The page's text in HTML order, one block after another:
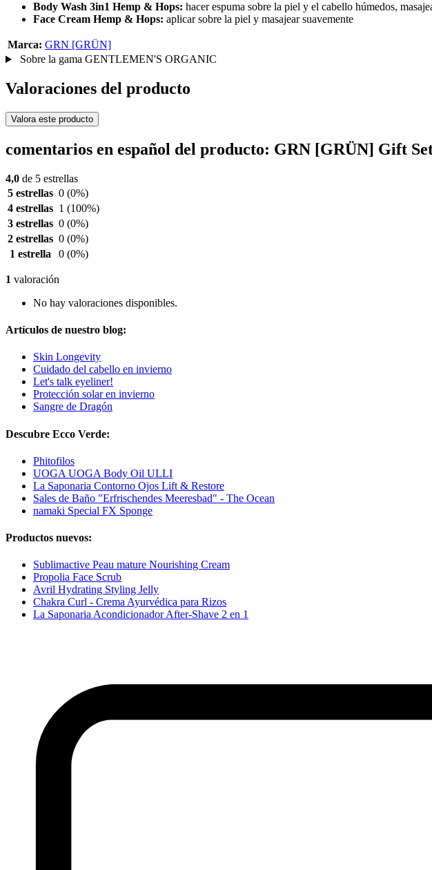
Body Wash 3in1 Hemp & Hops: hacer espuma sobre la piel y el cabello húmedos,
Face Cream Hemp & Hops: aplicar sobre la piel y masajear suavemente
Marca: GRN [GRÜN]
Sobre la gama GENTLEMEN'S ORGANIC
Valoraciones del producto
Valora este producto
comentarios en español del producto: GRN [GRÜN] Gift
4,0 de 5 estrellas
5 estrellas 0 (0%)
4 estrellas 1 (100%)
3 estrellas 0 (0%)
2 estrellas 0 (0%)
1 estrella
0 (0%)
1 valoración
No hay valoraciones disponibles.
Artículos de nuestro blog:
Skin Longevity
Cuidado del cabello en invierno
Let's talk eyeliner!
Protección solar en invierno
Sangre de Dragón
Descubre Ecco Verde:
Phitofilos
UOGA UOGA Body Oil ULLI
La Saponaria Contorno Ojos Lift & Restore
Sales de Baño "Erfrischendes Meeresbad" - The Ocean
namaki Special FX Sponge
Productos nuevos:
Sublimactive Peau mature Nourishing Cream
Propolia Face Scrub
Avril Hydrating Styling Jelly
Chakra Curl - Crema Ayurvédica para Rizos
La Saponaria Acondicionador After-Shave 2 en 1